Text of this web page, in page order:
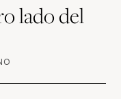
lado del